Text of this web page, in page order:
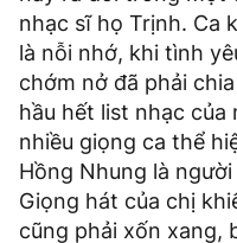
nhạc sĩ họ Trịnh. Ca
là nỗi nhớ, khi tình
chớm nở đã phải
hầu hết list nhạc của
nhiều giọng ca thể
Hồng Nhung là
Giọng hát của chị
cũng phải xốn xang,